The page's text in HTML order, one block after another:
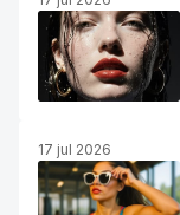
17 jul 2026